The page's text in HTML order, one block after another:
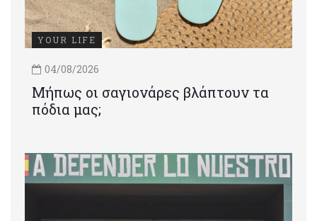
YOUR LIFE
04/08/2026
Μήπως οι σαγιονάρες βλάπτουν τα
πόδια μας;